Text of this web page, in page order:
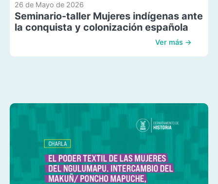
26 de Mayo de 2026
Seminario-taller Mujeres indígenas ante
la conquista y colonización española
Ver más →